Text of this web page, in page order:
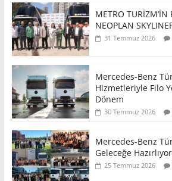
METRO TURİZM’İN
NEOPLAN
31 Temmuz 2026
Mercedes-Benz
Hizmetleriyle Filo
Dönem
30 Temmuz 2026
Mercedes-Benz
Geleceğe Hazırlıyor
25 Temmuz 2026